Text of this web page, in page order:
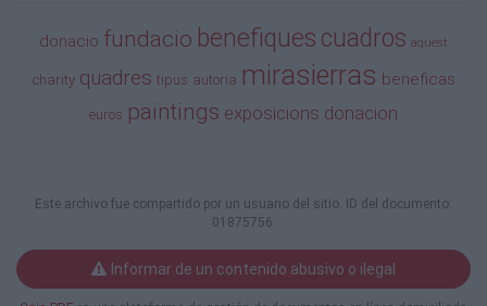
donacio fundacio benefiques cuadros aquest
charity quadres tipus autoria mirasierras beneficas
euros paintings exposicions donacion
Este archivo fue compartido por un usuario del sitio. ID del documento:
01875756.
Informar de un contenido abusivo o ilegal